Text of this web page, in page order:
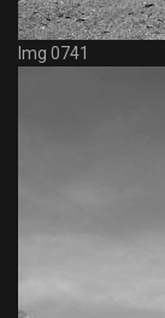
Img 0741